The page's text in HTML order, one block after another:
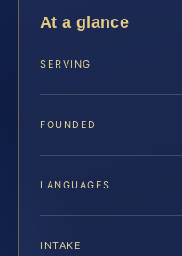
At a glance
SERVING
FOUNDED
LANGUAGES
INTAKE